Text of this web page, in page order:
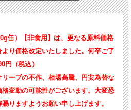
缶）【非食用】は、更なる原料価格
り価格改定いたしました。何卒ご了
円（税込）
ーブの不作、相場高騰、円安為替な
変動の可能性がございます。大変恐
りますようお願い申し上げます。